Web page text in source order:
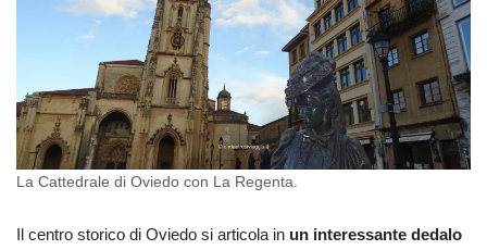
La Cattedrale di Oviedo con La Regenta.
Il centro storico di Oviedo si articola in un interessante dedalo